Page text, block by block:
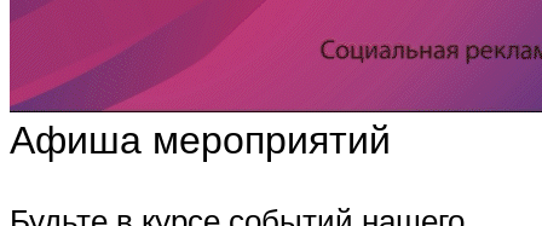
Афиша мероприятий